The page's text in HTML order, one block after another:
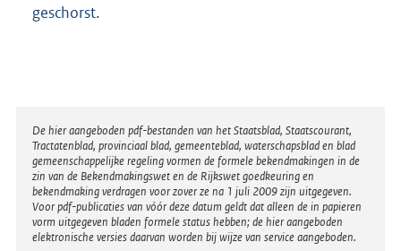
geschorst.
Disclaimer
De hier aangeboden pdf-bestanden van het Staatsblad, Staatscourant,
Tractatenblad, provinciaal blad, gemeenteblad, waterschapsblad en blad
gemeenschappelijke regeling vormen de formele bekendmakingen in de
zin van de Bekendmakingswet en de Rijkswet goedkeuring en
bekendmaking verdragen voor zover ze na 1 juli 2009 zijn uitgegeven.
Voor pdf-publicaties van vóór deze datum geldt dat alleen de in papieren
vorm uitgegeven bladen formele status hebben; de hier aangeboden
elektronische versies daarvan worden bij wijze van service aangeboden.